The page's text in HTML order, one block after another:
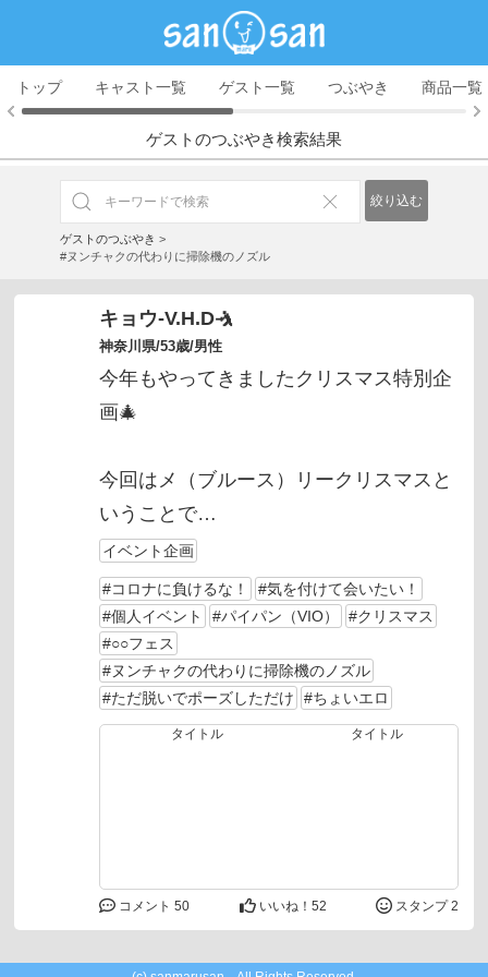
トップ キャスト一覧 ゲスト一覧 つぶやき 商品一覧
ゲストのつぶやき検索結果
ゲストのつぶやき >
#ヌンチャクの代わりに掃除機のノズル
絞り込む
キョウ-V.H.D🤺
神奈川県/53歳/男性
今年もやってきましたクリスマス特別企
画🎄
今回はメ（ブルース）リークリスマスと
いうことで
ブルース・リー...マンをやってみました
🕺
手抜き感が若干見られますがお許しを😓
# ちょいエロ
イベント企画
#コロナに負けるな！
#気を付けて会いたい！
#個人イベント
#パイパン（VIO）
#クリスマス
#○○フェス
#ヌンチャクの代わりに掃除機のノズル
#ただ脱いでポーズしただけ
#ちょいエロ
コメント 50 いいね！ 52 スタンプ 2